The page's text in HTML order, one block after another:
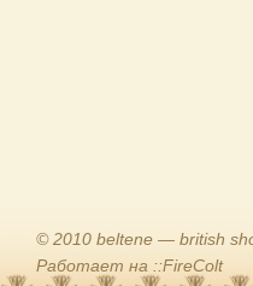
© 2010 beltene — british
Работает на ::FireColt